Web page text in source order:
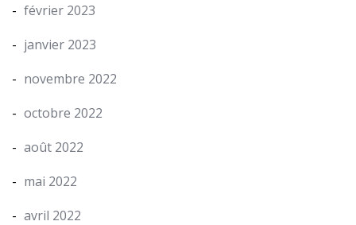
février 2023
janvier 2023
novembre 2022
octobre 2022
août 2022
mai 2022
avril 2022